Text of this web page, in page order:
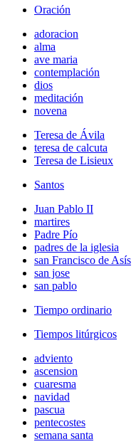
Oración
adoracion
alma
ave maria
contemplación
dios
meditación
novena
Teresa de Ávila
teresa de calcuta
Teresa de Lisieux
Santos
Juan Pablo II
martires
Padre Pío
padres de la iglesia
san Francisco de Asís
san jose
san pablo
Tiempo ordinario
Tiempos litúrgicos
adviento
ascension
cuaresma
navidad
pascua
pentecostes
semana santa